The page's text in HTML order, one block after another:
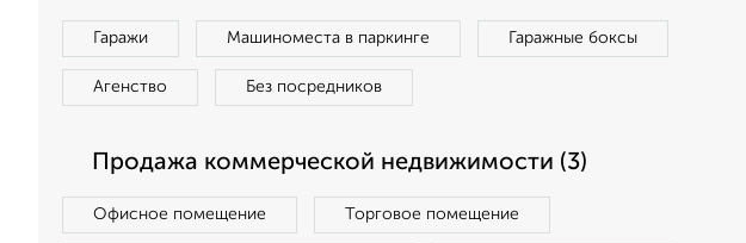
Гаражи Машиноместа в паркинге Гаражные боксы
Агенство Без посредников
Продажа коммерческой недвижимости (3)
Офисное помещение Торговое помещение